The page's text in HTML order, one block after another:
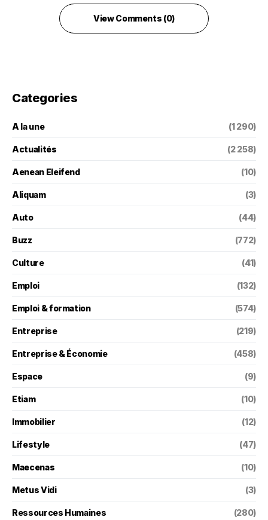
View Comments (0)
Categories
A la une (1 290)
Actualités (2 258)
Aenean Eleifend (10)
Aliquam (3)
Auto (44)
Buzz (772)
Culture (41)
Emploi (132)
Emploi & formation (574)
Entreprise (219)
Entreprise & Économie (458)
Espace (9)
Etiam (10)
Immobilier (12)
Lifestyle (47)
Maecenas (10)
Metus Vidi (3)
Ressources Humaines (280)